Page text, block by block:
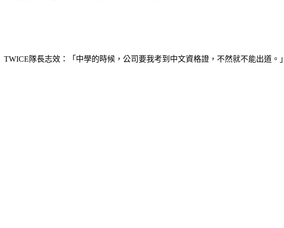
TWICE隊長志效：「中學的時候，公司要我考到中文資格證，不然就不能出道。」